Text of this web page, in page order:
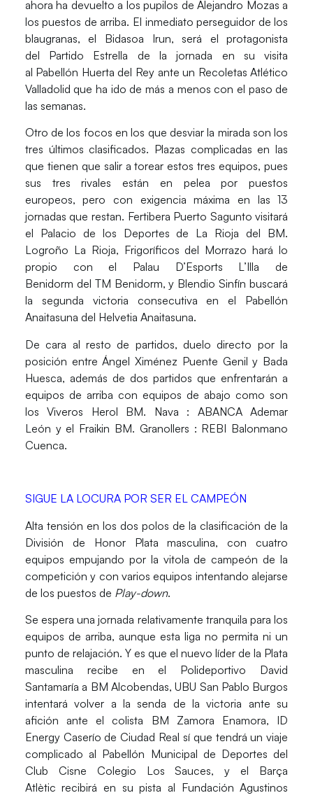
ahora ha devuelto a los pupilos deAlejandro Mozas a
los puestos de arriba. El inmediato perseguidor de los
blaugranas, el Bidasoa Irun, será el protagonista
del Partido Estrella de la jornada en su visita
al Pabellón Huerta del Rey ante un Recoletas Atlético
Valladolid que ha ido de más a menos con el paso de
las semanas.
Otro de los focos en los que desviar la mirada son los
tres últimos clasificados. Plazas complicadas en las
que tienen que salir a torear estos tres equipos, pues
sus tres rivales están en pelea por puestos
europeos, pero con exigencia máxima en las 13
jornadas que restan. Fertibera Puerto Sagunto visitará
el Palacio de los Deportes de La Rioja del BM.
Logroño La Rioja, Frigoríficos del Morrazo hará lo
propio con el Palau D’Esports L’Illa de
Benidorm del TM Benidorm, y Blendio Sinfín buscará
la segunda victoria consecutiva en el Pabellón
Anaitasuna del Helvetia Anaitasuna.
De cara al resto de partidos, duelo directo por la
posición entreÁngel Ximénez Puente Genil y Bada
Huesca, además de dos partidos que enfrentarán a
equipos de arriba con equipos de abajo como son
losViveros Herol BM. Nava : ABANCA Ademar
León y el Fraikin BM. Granollers : REBI Balonmano
Cuenca.
SIGUE LA LOCURA POR SER EL CAMPEÓN
Alta tensión en los dos polos de la clasificación de la
División de Honor Plata masculina, con cuatro
equipos empujando por la vitola de campeón de la
competición y con varios equipos intentando alejarse
de los puestos de Play-down.
Se espera una jornada relativamente tranquila para los
equipos de arriba, aunque esta liga no permita ni un
punto de relajación. Y es que el nuevo líder de la Plata
masculina recibe en el Polideportivo David
Santamaría a BM Alcobendas,UBU San Pablo Burgos
intentará volver a la senda de la victoria ante su
afición ante el colista BM Zamora Enamora, ID
Energy Caserío de Ciudad Real sí que tendrá un viaje
complicado al Pabellón Municipal de Deportes del
Club Cisne Colegio Los Sauces, y el Barça
Atlètic recibirá en su pista al Fundación Agustinos